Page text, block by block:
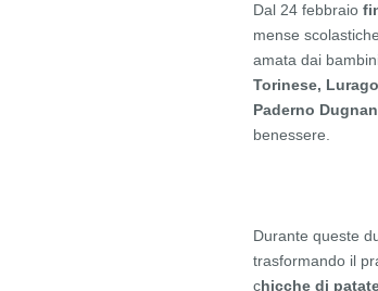
Dal 24 febbraio
mense
amata dai
Torinese,
Paderno
benessere.
Durante queste
trasformando il
chicche di